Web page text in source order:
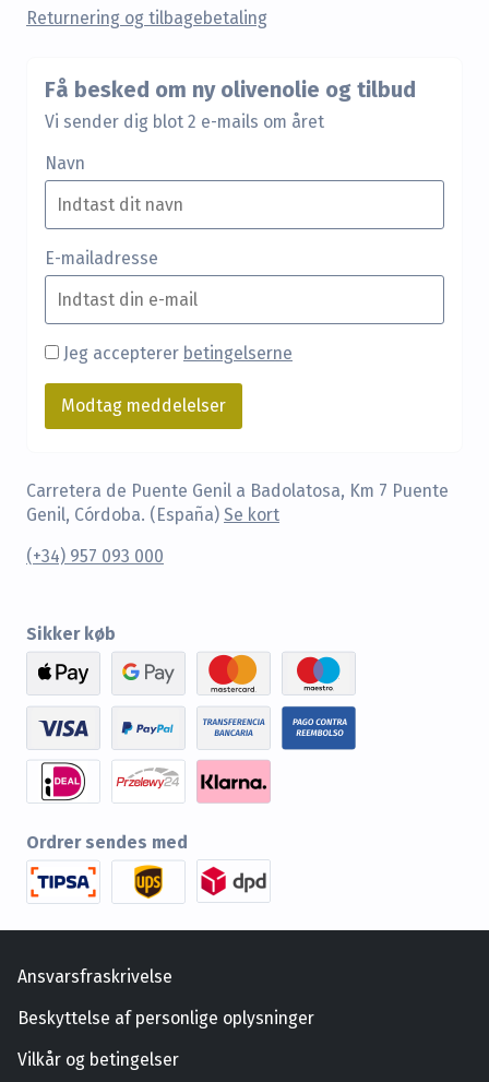
Returnering og tilbagebetaling
Få besked om ny olivenolie og tilbud
Vi sender dig blot 2 e-mails om året
Navn
E-mailadresse
Jeg accepterer betingelserne
Carretera de Puente Genil a Badolatosa, Km 7 Puente
Genil, Córdoba. (España)Se kort
(+34) 957 093 000
Sikker køb
Ordrer sendes med
Ansvarsfraskrivelse
Beskyttelse af personlige oplysninger
Vilkår og betingelser